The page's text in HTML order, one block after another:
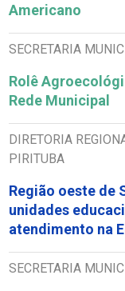
Americano
SECRETARIA
Rolê
Rede Municipal
DIRETORIA
PIRITUBA
Região oeste de
unidades
atendimento na
SECRETARIA